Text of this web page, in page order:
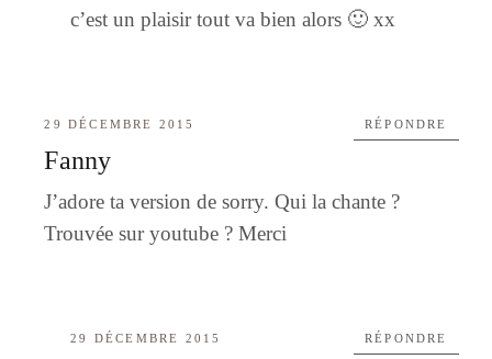
c’est un plaisir tout va bien alors 🙂 xx
29 DÉCEMBRE 2015
Fanny
J’adore ta version de sorry. Qui la chante ?
Trouvée sur youtube ? Merci
RÉPONDRE
29 DÉCEMBRE 2015 RÉPONDRE